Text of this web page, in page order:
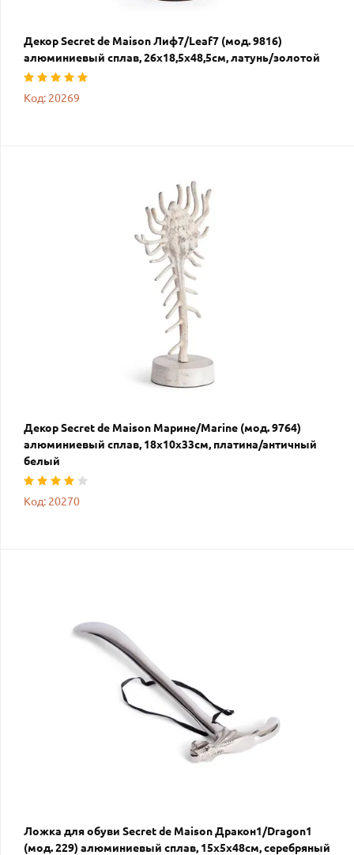
Декор Secret de Maison Лиф7/Leaf7 (мод. 9816)
алюминиевый сплав, 26х18,5х48,5см, латунь/золотой
Код: 20269
Декор Secret de Maison Марине/Marine (мод. 9764)
алюминиевый сплав, 18х10х33см, платина/античный
белый
Код: 20270
Ложка для обуви Secret de Maison Дракон1/Dragon1
(мод. 229) алюминиевый сплав, 15х5х48см, серебряный